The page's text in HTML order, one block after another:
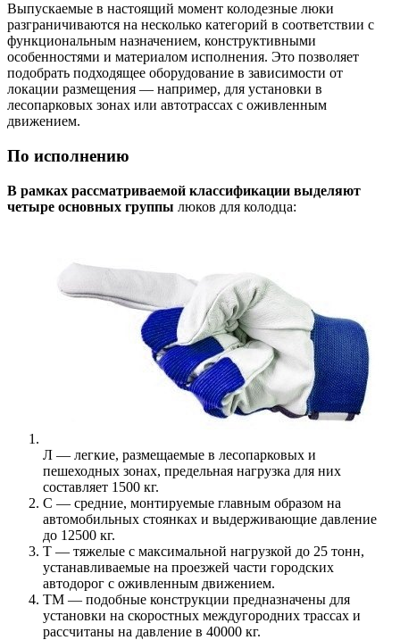
Выпускаемые в настоящий момент колодезные люки
разграничиваются на несколько категорий в соответствии с
функциональным назначением, конструктивными
особенностями и материалом исполнения. Это позволяет
подобрать подходящее оборудование в зависимости от
локации размещения — например, для установки в
лесопарковых зонах или автотрассах с оживленным
движением.
По исполнению
В рамках рассматриваемой классификации выделяют
четыре основных группы люков для колодца:
Л — легкие, размещаемые в лесопарковых и
пешеходных зонах, предельная нагрузка для них
составляет 1500 кг.
С — средние, монтируемые главным образом на
автомобильных стоянках и выдерживающие давление
до 12500 кг.
Т — тяжелые с максимальной нагрузкой до 25 тонн,
устанавливаемые на проезжей части городских
автодорог с оживленным движением.
ТМ — подобные конструкции предназначены для
установки на скоростных междугородних трассах и
рассчитаны на давление в 40000 кг.